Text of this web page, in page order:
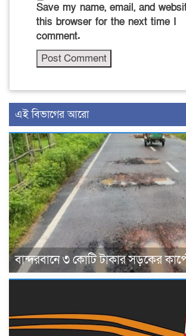
Save my name, email, and
this browser for the next time I
comment.
এই বিভাগের আরো
বান্দরবানে ৩ কোটি টাকার সড়কের